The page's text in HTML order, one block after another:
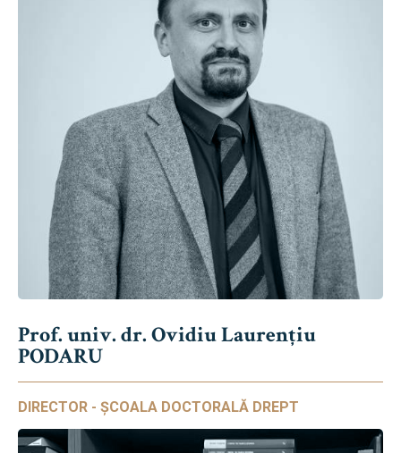
Prof. univ. dr. Ovidiu Laurențiu
PODARU
DIRECTOR - ȘCOALA DOCTORALĂ DREPT